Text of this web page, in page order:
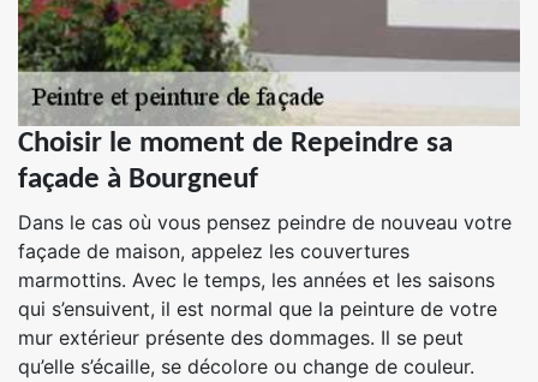
Choisir le moment de Repeindre sa
façade à Bourgneuf
Dans le cas où vous pensez peindre de nouveau votre
façade de maison, appelez les couvertures
marmottins. Avec le temps, les années et les saisons
qui s’ensuivent, il est normal que la peinture de votre
mur extérieur présente des dommages. Il se peut
qu’elle s’écaille, se décolore ou change de couleur.